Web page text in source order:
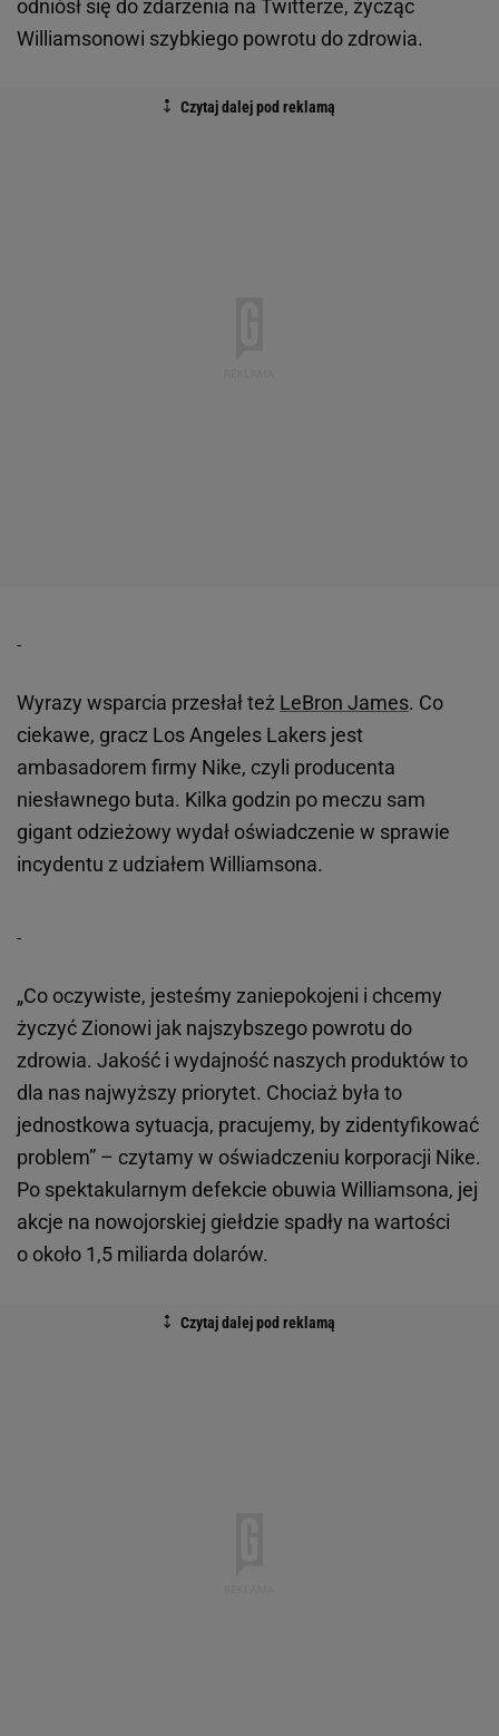
odniósł się do zdarzenia na Twitterze, życząc
Williamsonowi szybkiego powrotu do zdrowia.
Wyrazy wsparcia przesłał też LeBron James. Co
ciekawe, gracz Los Angeles Lakers jest
ambasadorem firmy Nike, czyli producenta
niesławnego buta. Kilka godzin po meczu sam
gigant odzieżowy wydał oświadczenie w sprawie
incydentu z udziałem Williamsona.
„Co oczywiste, jesteśmy zaniepokojeni i chcemy
życzyć Zionowi jak najszybszego powrotu do
zdrowia. Jakość i wydajność naszych produktów to
dla nas najwyższy priorytet. Chociaż była to
jednostkowa sytuacja, pracujemy, by zidentyfikować
problem” – czytamy w oświadczeniu korporacji Nike.
Po spektakularnym defekcie obuwia Williamsona, jej
akcje na nowojorskiej giełdzie spadły na wartości
o około 1,5 miliarda dolarów.